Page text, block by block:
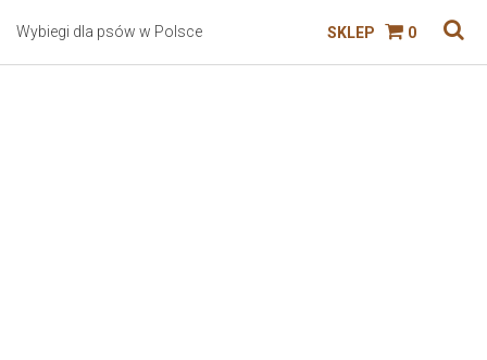
Wybiegi dla psów w Polsce SKLEP 0